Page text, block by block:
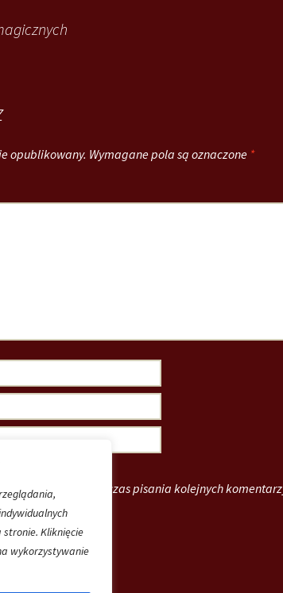
Kliknięcie
wykorzystywanie
opublikowany. Wymagane pola są oznaczone *
przeglądarce podczas pisania kolejnych